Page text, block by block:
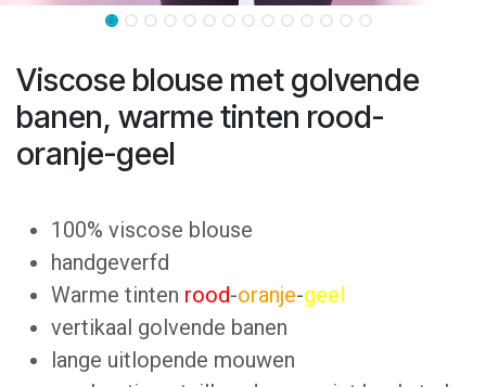
Viscose blouse met golvende
banen, warme tinten rood-
oranje-geel
100% viscose blouse
handgeverfd
Warme tinten rood-oranje-geel
vertikaal golvende banen
lange uitlopende mouwen